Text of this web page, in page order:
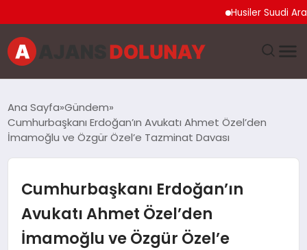
Husiler Suudi
EĞITIM
GÜNCEL
Ana Sayfa Gündem
Cumhurbaşkanı Erdoğan’ın Avukatı Ahmet Özel’den
İmamoğlu ve Özgür Özel’e Tazminat Davası
Cumhurbaşkanı Erdoğan’ın
Avukatı Ahmet Özel’den
İmamoğlu ve Özgür Özel’e